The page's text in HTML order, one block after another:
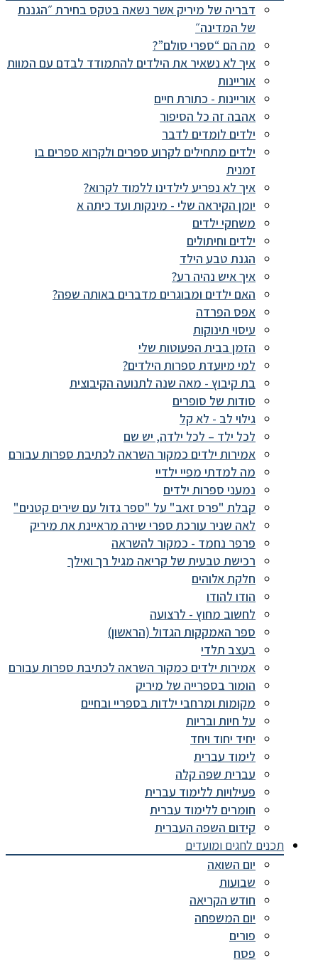
דבריה של מיריק אשר נשאה בטקס בחירת ״הגננת
של המדינה״
מה הם “ספרי סולם”?
איך לא נשאיר את הילדים להתמודד לבדם עם המוות
אוריינות
אוריינות - כתורת חיים
אהבה זה כל הסיפור
ילדים לומדים לדבר
ילדים מתחילים לקרוע ספרים ולקרוא ספרים בו
זמנית
איך לא נפריע לילדינו ללמוד לקרוא?
יומן הקיראה שלי - מינקות ועד כיתה א
משחקי ילדים
ילדים וחיתולים
הגנת טבע הילד
איך איש נהיה רע?
האם ילדים ומבוגרים מדברים באותה שפה?
אפס הפרדה
עיסוי תינוקות
הזמן בבית הפעוטות שלי
למי מיועדת ספרות הילדים?
בת קיבוץ - מאה שנה לתנועה הקיבוצית
סודות של סופרים
גילוי לב - לא קל
לכל ילד – לכל ילדה, יש שם
אמירות ילדים כמקור השראה לכתיבת ספרות עבורם
מה למדתי מפיי ילדיי
נמעני ספרות ילדים
קבלת "פרס זאב" על "ספר גדול עם שירים קטנים"
לאה שניר עורכת ספרי שירה מראיינת את מיריק
פרפר נחמד - כמקור להשראה
רכישת טבעית של קריאה מגיל רך ואילך
חלקת אלוהים
הודו להודו
לחשוב מחוץ - לרצועה
ספר האמקקות הגדול (הראשון)
בעצב תלדי
אמירות ילדים כמקור השראה לכתיבת ספרות עבורם
הומור בספרייה של מיריק
מקומות ומרחבי ילדות בספריי ובחיים
על חיות ובריות
יחיד יחוד ויחד
לימוד עברית
עברית שפה קלה
פעילויות ללימוד עברית
חומרים ללימוד עברית
קידום השפה העברית
תכנים לחגים ומועדים
יום השואה
שבועות
חודש הקריאה
יום המשפחה
פורים
פסח